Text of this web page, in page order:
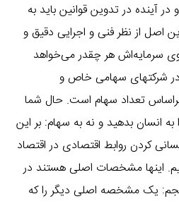
آینده در تدوین قوانین باید به
اصل از نظر فنی و اجرایی دقیق و
سرمایه‌اش هر چقدر می‌خواهد
شرکتهای سهامی خاص و
تعداد سهام است. حال شما
به انسان بدهید و نه به سهام: بر این
کردن روابط اقتصادی در اقتصاد
اینها مشخصات اصلی هستند در
5ـ مسئله پنجم: یک مشخصه اصلی دیگر را که